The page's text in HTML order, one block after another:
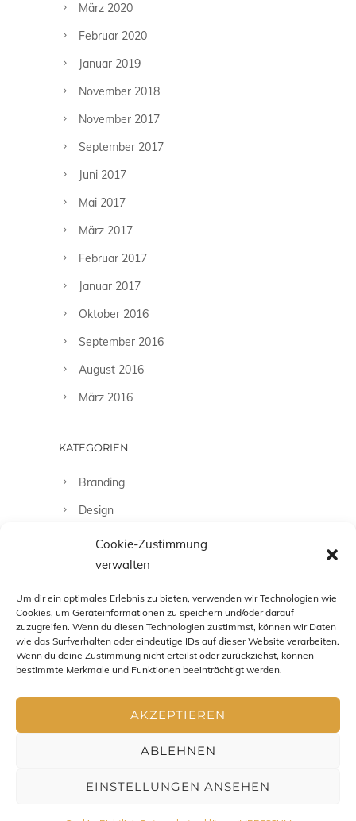
Cookie-Zustimmung
verwalten
Um dir ein optimales Erlebnis zu bieten, verwenden wir Technologien wie
Cookies, um Geräteinformationen zu speichern und/oder darauf
zuzugreifen. Wenn du diesen Technologien zustimmst, können wir Daten
wie das Surfverhalten oder eindeutige IDs auf dieser Website verarbeiten.
Wenn du deine Zustimmung nicht erteilst oder zurückziehst, können
bestimmte Merkmale und Funktionen beeinträchtigt werden.
AKZEPTIEREN
ABLEHNEN
EINSTELLUNGEN ANSEHEN
März 2020
Februar 2020
Januar 2019
November 2018
November 2017
September 2017
Juni 2017
Mai 2017
März 2017
Februar 2017
Januar 2017
Oktober 2016
September 2016
August 2016
März 2016
KATEGORIEN
Branding
Design
Fashion
Fotografie
Uncategorized